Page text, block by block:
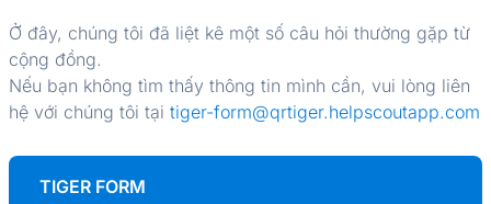
Ở đây, chúng tôi đã liệt kê một số câu hỏi thường gặp từ
cộng đồng.
Nếu bạn không tìm thấy thông tin mình cần, vui lòng liên
hệ với chúng tôi tại tiger-form@qrtiger.helpscoutapp.com
TIGER FORM